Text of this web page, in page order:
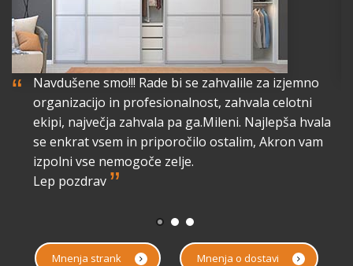
“
Navdušene smo!!! Rade bi se zahvalile za izjemno
organizacijo in profesionalnost, zahvala celotni
ekipi, največja zahvala pa ga.Mileni. Najlepša hvala
se enkrat vsem in priporočilo ostalim, Akron vam
izpolni vse nemogoče zelje.
Lep pozdrav ”
Mnenja strank Mnenja o dostavi